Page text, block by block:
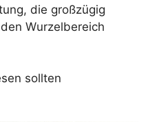
die großzügig
Wurzelbereich
sollten